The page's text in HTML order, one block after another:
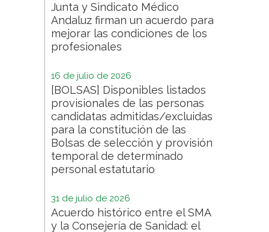
Junta y Sindicato Médico
Andaluz firman un acuerdo para
mejorar las condiciones de los
profesionales
16 de julio de 2026
[BOLSAS] Disponibles listados
provisionales de las personas
candidatas admitidas/excluidas
para la constitución de las
Bolsas de selección y provisión
temporal de determinado
personal estatutario
31 de julio de 2026
Acuerdo histórico entre el SMA
y la Consejería de Sanidad: el